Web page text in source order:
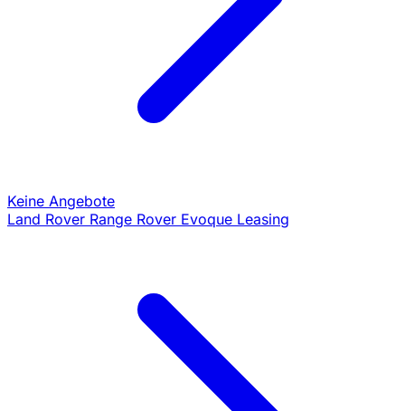
Keine Angebote
Land Rover Range Rover Evoque Leasing